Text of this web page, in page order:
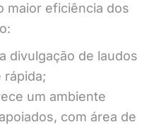
maior eficiência dos
divulgação de laudos
rápida;
um ambiente
com área de